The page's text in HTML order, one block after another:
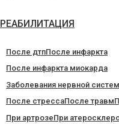
РЕАБИЛИТАЦИЯ
После дтпПосле инфаркта
После инфаркта миокарда
Заболевания нервной
После стрессаПосле травм
При артрозеПри